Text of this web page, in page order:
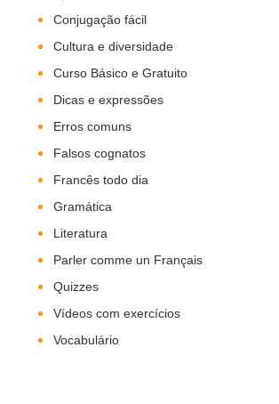
Conjugação fácil
Cultura e diversidade
Curso Básico e Gratuito
Dicas e expressões
Erros comuns
Falsos cognatos
Francês todo dia
Gramática
Literatura
Parler comme un Français
Quizzes
Vídeos com exercícios
Vocabulário